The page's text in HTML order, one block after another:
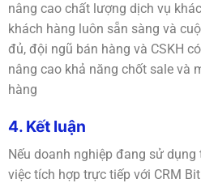
nâng cao chất lượng dịch vụ
khách hàng luôn sẵn sàng và
đủ, đội ngũ bán hàng và CSKH
nâng cao khả năng chốt sale và
hàng
4. Kết luận
Nếu doanh nghiệp đang sử dụng
việc tích hợp trực tiếp với CRM